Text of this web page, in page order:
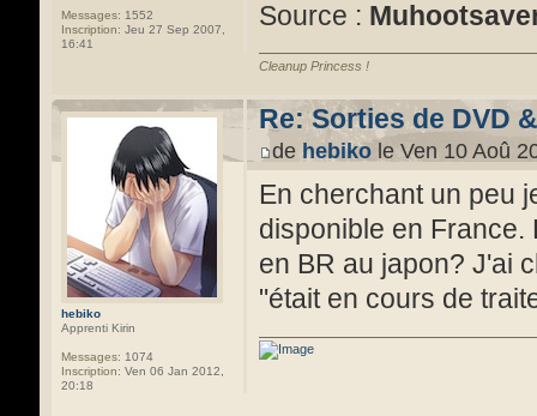
Messages: 1552
Inscription: Jeu 27 Sep 2007,
16:41
Source :
Cleanup Princess !
hebiko
Apprenti Kirin
Messages: 1074
Inscription: Ven 06 Jan 2012,
20:18
Re: Sorties de DVD
de hebiko le Ven 10 Aoû
En cherchant un peu
disponible en
en BR au japon? J'ai
"était en cours de